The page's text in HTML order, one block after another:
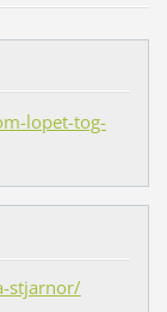
lopet-tog-
stjarnor/